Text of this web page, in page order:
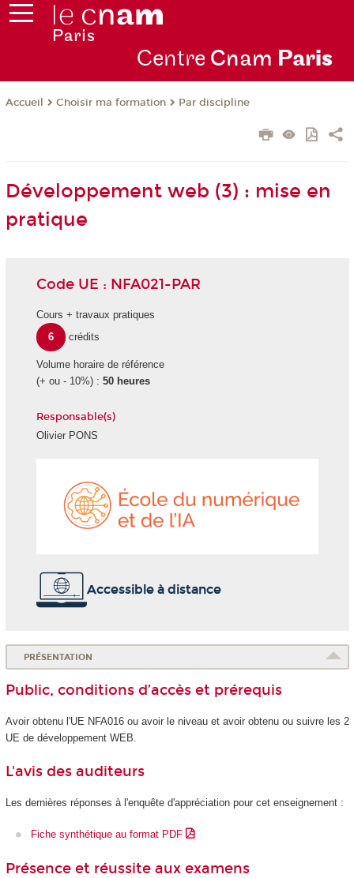
Centre Cnam Paris
Accueil Choisir ma formation Par discipline
Développement web (3) : mise en
pratique
Code UE : NFA021-PAR
Cours + travaux pratiques
6
crédits
Volume horaire de référence
(+ ou - 10%) : 50 heures
Responsable(s)
Olivier PONS
Accessible à distance
PRÉSENTATION
Public, conditions d’accès et prérequis
Avoir obtenu l'UE NFA016 ou avoir le niveau et avoir obtenu ou suivre les 2
UE de développement WEB.
L'avis des auditeurs
Les dernières réponses à l'enquête d'appréciation pour cet enseignement :
Fiche synthétique au format PDF
Présence et réussite aux examens